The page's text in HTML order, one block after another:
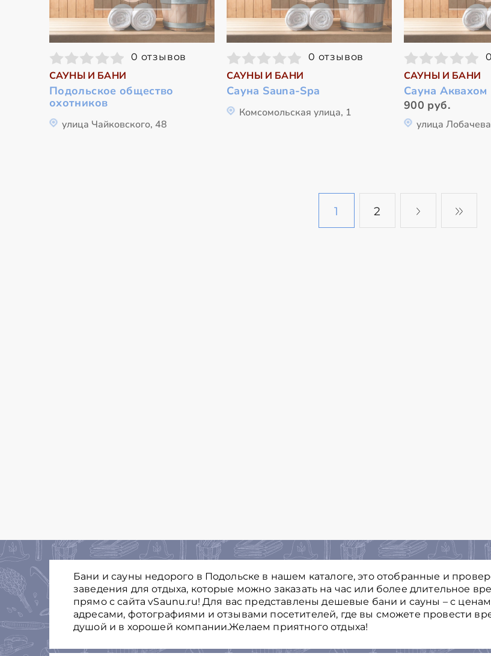
0 отзывов
САУНЫ И БАНИ
Подольское общество
охотников
улица Чайковского, 48
0 отзывов
САУНЫ И БАНИ
Сауна Sauna-Spa
Комсомольская улица, 1
САУНЫ И БАНИ
Сауна Аквахом
900 руб.
улица
1 2
Бани и сауны недорого в Подольске в нашем каталоге, это отобранные и
заведения для отдыха, которые можно заказать на час или более длительное
прямо с сайта vSaunu.ru! Для вас представлены дешевые бани и сауны – с
адресами, фотографиями и отзывами посетителей, где вы сможете провести
душой и в хорошей компании.Желаем приятного отдыха!